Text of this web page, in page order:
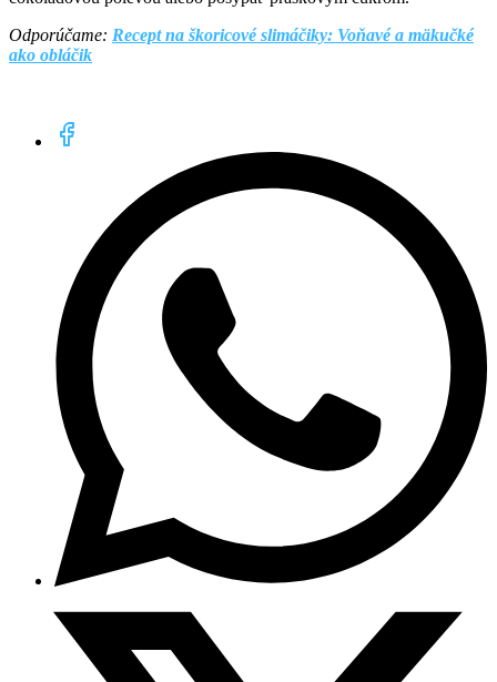
Odporúčame: Recept na škoricové slimáčiky: Voňavé a mäkučké
ako obláčik